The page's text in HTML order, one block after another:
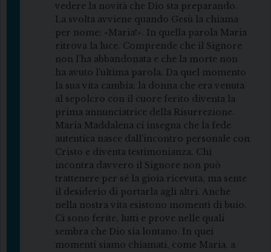
vedere la novità che Dio sta preparando.
La svolta avviene quando Gesù la chiama
per nome: «Maria!». In quella parola Maria
ritrova la luce. Comprende che il Signore
non l’ha abbandonata e che la morte non
ha avuto l’ultima parola. Da quel momento
la sua vita cambia: la donna che era venuta
al sepolcro con il cuore ferito diventa la
prima annunciatrice della Risurrezione.
Maria Maddalena ci insegna che la fede
autentica nasce dall’incontro personale con
Cristo e diventa testimonianza. Chi
incontra davvero il Signore non può
trattenere per sé la gioia ricevuta, ma sente
il desiderio di portarla agli altri. Anche
nella nostra vita esistono momenti di buio.
Ci sono ferite, lutti e prove nelle quali
sembra che Dio sia lontano. In quei
momenti siamo chiamati, come Maria, a